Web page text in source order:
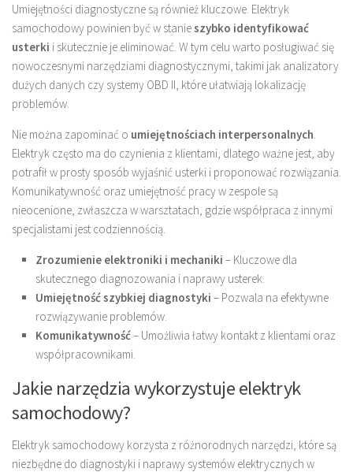
Umiejętności diagnostyczne są również kluczowe. Elektryk
samochodowy powinien być w stanieszybko identyfikować
usterki i skutecznie je eliminować. W tym celu warto posługiwać się
nowoczesnymi narzędziami diagnostycznymi, takimi jak analizatory
dużych danych czy systemy OBD II, które ułatwiają lokalizację
problemów.
Nie można zapominać o umiejętnościach interpersonalnych
Elektryk często ma do czynienia z klientami, dlatego ważne jest, aby
potrafił w prosty sposób wyjaśnić usterki i proponować rozwiązania.
Komunikatywność oraz umiejętność pracy w zespole są
nieocenione, zwłaszcza w warsztatach, gdzie współpraca z innymi
specjalistami jest codziennością.
Zrozumienie elektroniki i mechaniki – Kluczowe dla
skutecznego diagnozowania i naprawy usterek.
Umiejętność szybkiej diagnostyki – Pozwala na efektywne
rozwiązywanie problemów.
Komunikatywność– Umożliwia łatwy kontakt z klientami oraz
współpracownikami.
Jakie narzędzia wykorzystuje elektryk
samochodowy?
Elektryk samochodowy korzysta z różnorodnych narzędzi, które są
niezbędne do diagnostyki i naprawy systemów elektrycznych w